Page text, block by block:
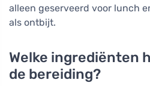
alleen geserveerd voor lunch
als ontbijt.
Welke ingrediënten
de bereiding?